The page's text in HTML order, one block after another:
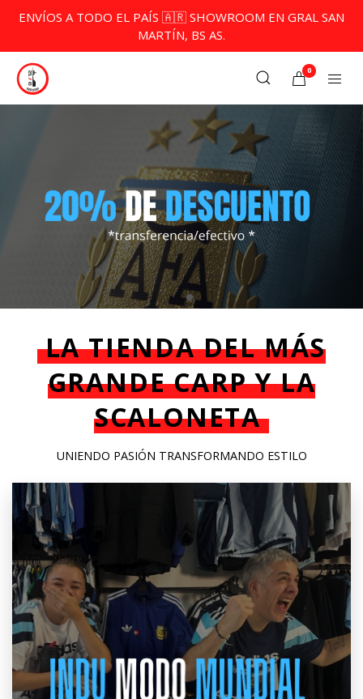
ENVÍOS A TODO EL PAÍS 🇦🇷 SHOWROOM EN GRAL SAN
MARTÍN, BS AS.
0
LA TIENDA DEL MÁS
GRANDE CARP Y LA
SCALONETA
UNIENDO PASIÓN TRANSFORMANDO ESTILO